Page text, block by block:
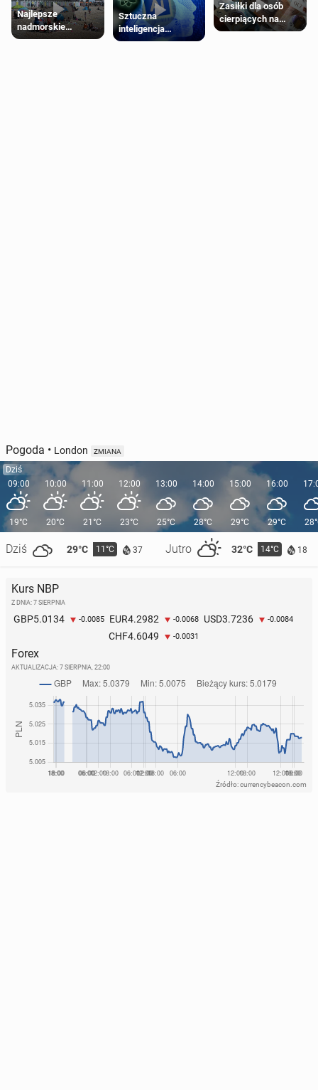
Najlepsze
nadmorskie
miasteczko blisko
Sztuczna
inteligencja
próbowała oszukać
Zasiłki dla osób
cierpiących na
schorzenia
Pogoda • London ZMIANA
Dziś
09:00
19°C
Dziś 29°C 11°C 37 Jutro 32°C 14°C 18
10:00
20°C
11:00
21°C
12:00
23°C
13:00
25°C
14:00
28°C
15:00
29°C
16:00
29°C
Kurs NBP
Z DNIA: 7 SIERPNIA
GBP5.0134 -0.0085 EUR4.2982 -0.0068 USD3.7236 -0.0084
CHF4.6049 -0.0031
Forex
AKTUALIZACJA: 7 SIERPNIA, 22:00
Źródło: currencybeacon.com